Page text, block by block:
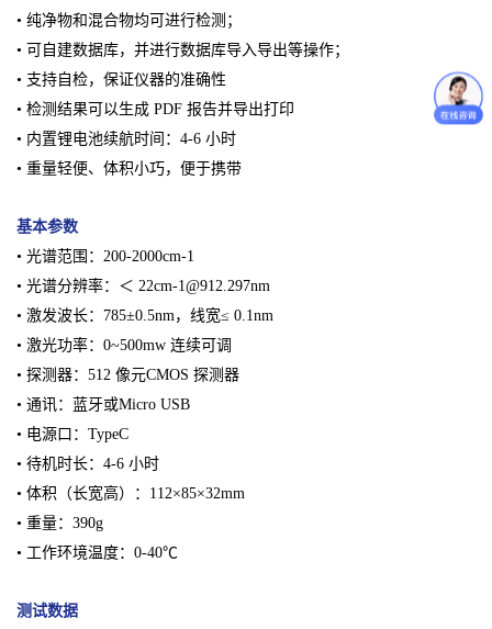
• 纯净物和混合物均可进行检测；
• 可自建数据库，并进行数据库导入导出等操作；
• 支持自检，保证仪器的准确性
• 检测结果可以生成 PDF 报告并导出打印
• 内置锂电池续航时间：4-6 小时
• 重量轻便、体积小巧，便于携带
基本参数
• 光谱范围：200-2000cm-1
• 光谱分辨率：＜ 22cm-1@912.297nm
• 激发波长：785±0.5nm，线宽≤ 0.1nm
• 激光功率：0~500mw 连续可调
• 探测器：512 像元CMOS 探测器
• 通讯：蓝牙或Micro USB
• 电源口：TypeC
• 待机时长：4-6 小时
• 体积（长宽高）：112×85×32mm
• 重量：390g
• 工作环境温度：0-40℃
测试数据